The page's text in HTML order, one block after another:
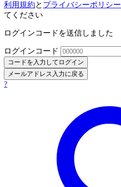
利用規約と プライバシーポリシー
てください
ログインコードを送信しました
ログインコード
コードを入力してログイン
メールアドレス入力に戻る
?